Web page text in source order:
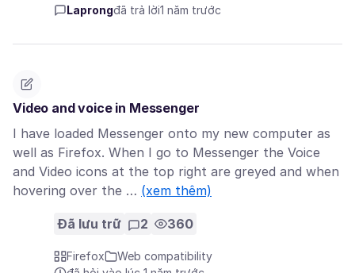
Laprongđã trả lời1 năm trước
Video and voice in Messenger
I have loaded Messenger onto my new computer as
well as Firefox. When I go to Messenger the Voice
and Video icons at the top right are greyed and when
hovering over the … (xem thêm)
Đã lưu trữ 2 360
Firefox
Web compatibility